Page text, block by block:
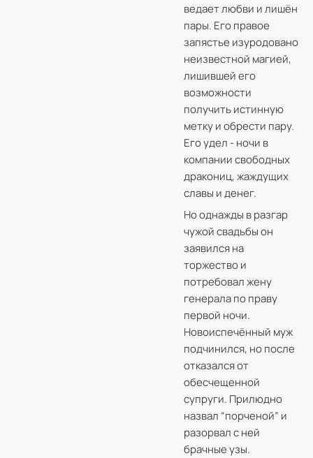
ведает любви и лишён
пары. Его правое
запястье изуродовано
неизвестной магией,
лишившей его
возможности
получить истинную
метку и обрести пару.
Его удел - ночи в
компании свободных
дракониц, жаждущих
славы и денег.
Но однажды в разгар
чужой свадьбы он
заявился на
торжество и
потребовал жену
генерала по праву
первой ночи.
Новоиспечённый муж
подчинился, но после
отказался от
обесчещенной
супруги. Прилюдно
назвал “порченой” и
разорвал с ней
брачные узы.